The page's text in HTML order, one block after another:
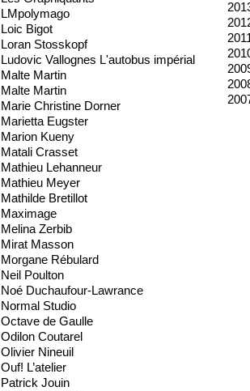
LMpolymago
Loic Bigot
Loran Stosskopf
Ludovic Vallognes L'autobus impérial
Malte Martin
Malte Martin
Marie Christine Dorner
Marietta Eugster
Marion Kueny
Matali Crasset
Mathieu Lehanneur
Mathieu Meyer
Mathilde Bretillot
Maximage
Melina Zerbib
Mirat Masson
Morgane Rébulard
Neil Poulton
Noé Duchaufour-Lawrance
Normal Studio
Octave de Gaulle
Odilon Coutarel
Olivier Nineuil
Ouf! L’atelier
Patrick Jouin